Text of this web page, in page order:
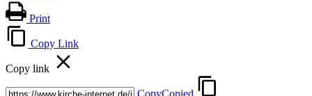
Print
Copy Link
Copy link
CopyCopied